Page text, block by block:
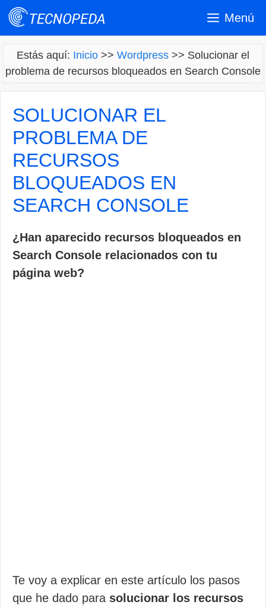
Saltar
Menú
Estás aquí: Inicio >> Wordpress >> Solucionar el
problema de recursos bloqueados en Search Console
SOLUCIONAR EL
PROBLEMA DE
RECURSOS
BLOQUEADOS EN
SEARCH CONSOLE
¿Han aparecido recursos bloqueados en
Search Console relacionados con tu
página web?
Te voy a explicar en este artículo los pasos
que he dado para solucionar los recursos